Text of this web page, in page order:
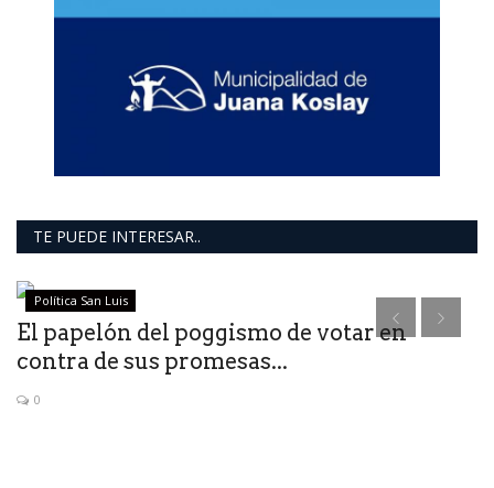
TE PUEDE INTERESAR..
Política San Luis
El papelón del poggismo de votar en
contra de sus promesas...
0